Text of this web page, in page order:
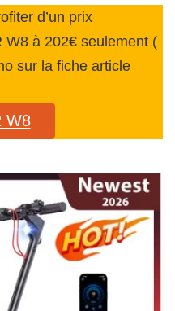
d’un prix
W8 à 202€ seulement (
sur la fiche article
W8